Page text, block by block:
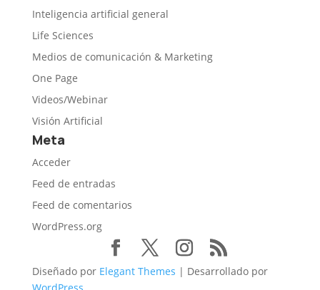
Inteligencia artificial general
Life Sciences
Medios de comunicación & Marketing
One Page
Videos/Webinar
Visión Artificial
Meta
Acceder
Feed de entradas
Feed de comentarios
WordPress.org
Diseñado por Elegant Themes | Desarrollado por
WordPress